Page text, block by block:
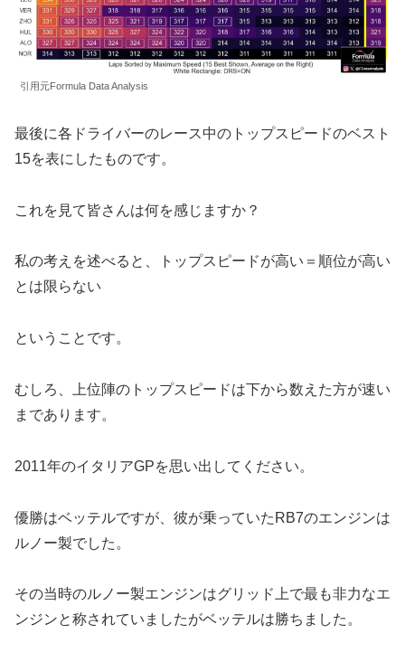
引用元Formula Data Analysis
最後に各ドライバーのレース中のトップスピードのベスト
15を表にしたものです。
これを見て皆さんは何を感じますか？
私の考えを述べると、トップスピードが高い＝順位が高い
とは限らない
ということです。
むしろ、上位陣のトップスピードは下から数えた方が速い
まであります。
2011年のイタリアGPを思い出してください。
優勝はベッテルですが、彼が乗っていたRB7のエンジンは
ルノー製でした。
その当時のルノー製エンジンはグリッド上で最も非力なエ
ンジンと称されていましたがベッテルは勝ちました。